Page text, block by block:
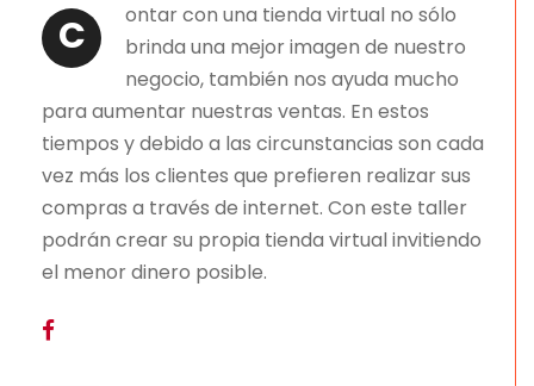
C
ontar con una tienda virtual no sólo
brinda una mejor imagen de nuestro
negocio, también nos ayuda mucho
para aumentar nuestras ventas. En estos
tiempos y debido a las circunstancias son cada
vez más los clientes que prefieren realizar sus
compras a través de internet. Con este taller
podrán crear su propia tienda virtual invitiendo
el menor dinero posible.